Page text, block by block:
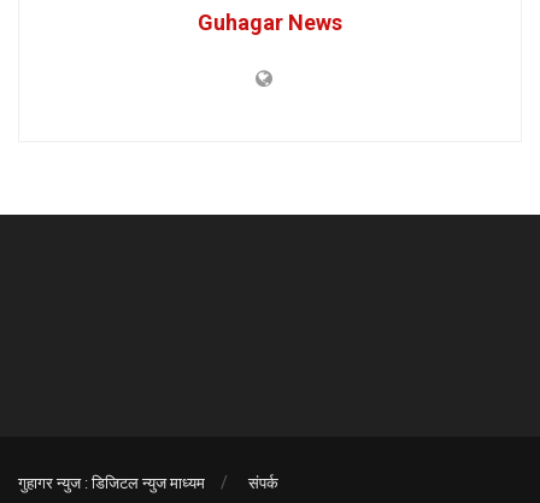
Guhagar News
गुहागर न्युज : डिजिटल न्युज माध्यम संपर्क